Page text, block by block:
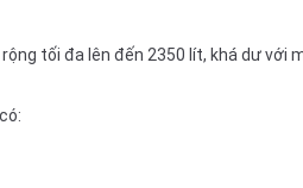
tối đa lên đến 2350 lít, khá dư